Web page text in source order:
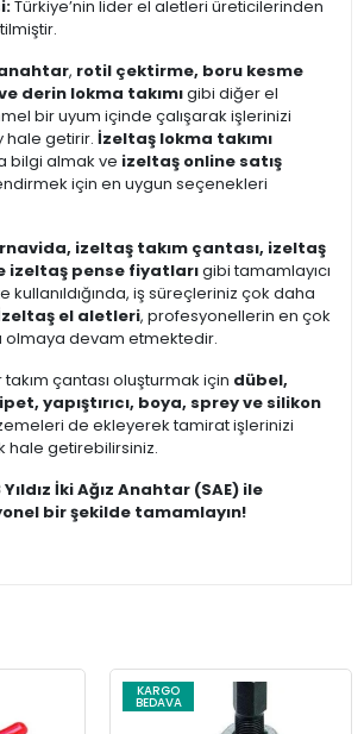
Türkiye’nin lider el aletleri üreticilerinden
anahtar, rotil çektirme, boru kesme
derin lokma takımıgibi diğer el
bir uyum içinde çalışarak işlerinizi
hale getirir. İzeltaş lokma takımı
bilgi almak ve izeltaş online satış
için en uygun seçenekleri
izeltaş takım çantası, izeltaş
izeltaş pense fiyatlarıgibi tamamlayıcı
kullanıldığında, iş süreçleriniz çok daha
el aletleri, profesyonellerin en çok
olmaya devam etmektedir.
çantası oluşturmak için dübel,
yapıştırıcı, boya, sprey ve silikon
de ekleyerek tamirat işlerinizi
hale getirebilirsiniz.
İki Ağız Anahtar (SAE) ile
bir şekilde tamamlayın!
KARGO
BEDAVA